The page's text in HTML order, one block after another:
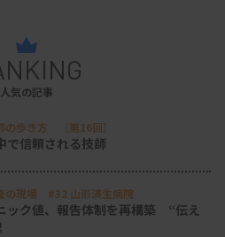
人気の記事
の歩き方 ［第16回］
で信頼される技師
の現場 #32 山形済生病院
ック値、報告体制を再構築 “伝え